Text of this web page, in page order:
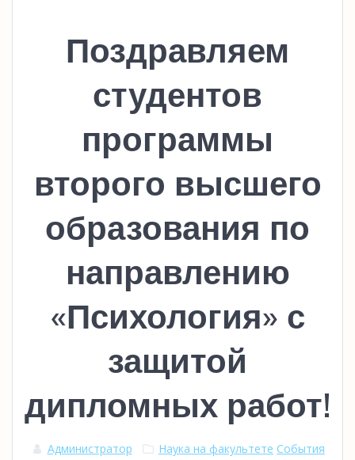
Поздравляем
студентов
программы
второго высшего
образования по
направлению
«Психология» с
защитой
дипломных работ!
Администратор Наука на факультете События